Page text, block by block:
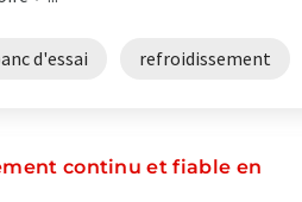
d'essai refroidissement
continu et fiable en